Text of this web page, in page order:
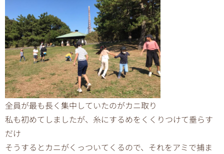
全員が最も長く集中していたのがカニ取り
私も初めてしましたが、糸にするめをくくりつけて垂らす
だけ
そうするとカニがくっついてくるので、それをアミで捕ま